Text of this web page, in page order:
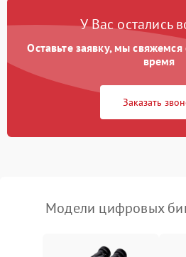
цветов дисплея
коркое время
1000 ₽
1500 ₽
У Вас остались
Оставьте заявку, мы
время
Заказать
Модели цифровых